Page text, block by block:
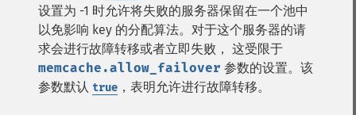
设置为 -1 时允许将失败的服务器保留在一个池中
以免影响 key 的分配算法。对于这个服务器的请
求会进行故障转移或者立即失败， 这受限于
memcache.allow_failover 参数的设置。该
参数默认 true ，表明允许进行故障转移。